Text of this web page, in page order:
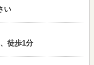
い
徒歩1分